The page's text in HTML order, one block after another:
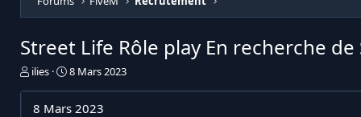
Street Life Rôle play En recherche de
I
t
ilies
D
e
8 Mars 2023
8 Mars 2023